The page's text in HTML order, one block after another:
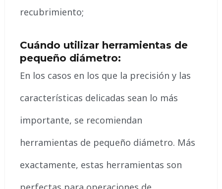
recubrimiento;
Cuándo utilizar herramientas de
pequeño diámetro:
En los casos en los que la precisión y las
características delicadas sean lo más
importante, se recomiendan
herramientas de pequeño diámetro. Más
exactamente, estas herramientas son